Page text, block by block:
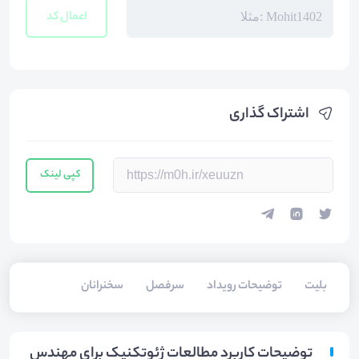
اشتراک گذاری
کپی لینک
بلیت‌ توضیحات رویداد سرفصل سخنرانان
اعمال کد